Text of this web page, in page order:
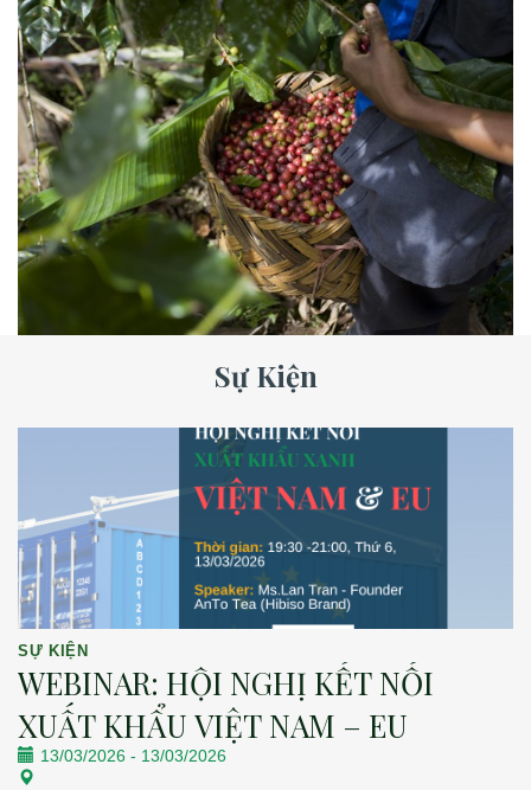
Sự Kiện
SỰ KIỆN
WEBINAR: HỘI NGHỊ KẾT NỐI
XUẤT KHẨU VIỆT NAM – EU
13/03/2026 - 13/03/2026